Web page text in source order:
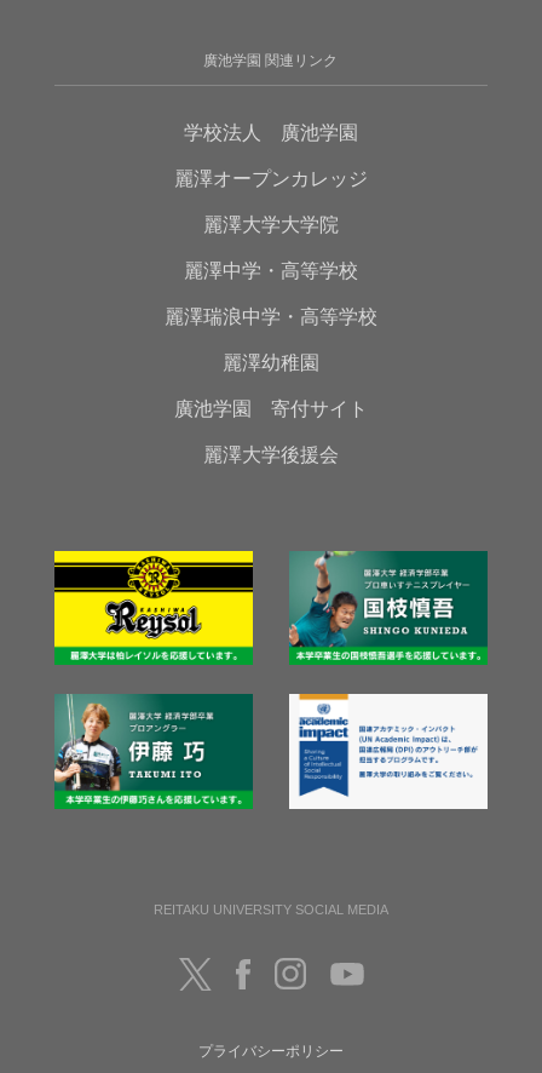
廣池学園 関連リンク
学校法人 廣池学園
麗澤オープンカレッジ
麗澤大学大学院
麗澤中学・高等学校
麗澤瑞浪中学・高等学校
麗澤幼稚園
廣池学園 寄付サイト
麗澤大学後援会
REITAKU UNIVERSITY SOCIAL MEDIA
プライバシーポリシー